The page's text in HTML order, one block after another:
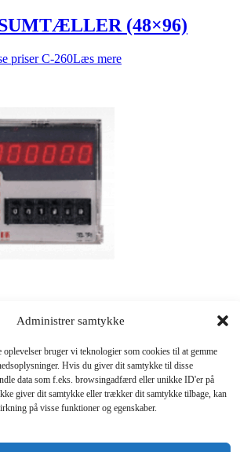
Administrer samtykke
oplevelser bruger vi teknologier som cookies til at gemme
Hvis du giver dit samtykke til disse
data som f.eks. browsingadfærd eller unikke ID'er på
giver dit samtykke eller trækker dit samtykke tilbage, kan
på visse funktioner og egenskaber.
(48×96)
priserC-260Læs mere
priserC-261 Læs mere